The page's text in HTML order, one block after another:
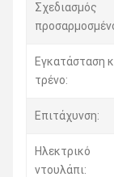
Σχεδιασμός
Εγκατάσταση
τρένο:
Επιτάχυνση:
Ηλεκτρικό
ντουλάπι: